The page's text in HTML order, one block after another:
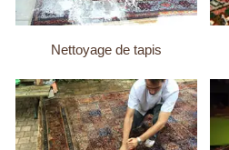
Nettoyage de tapis